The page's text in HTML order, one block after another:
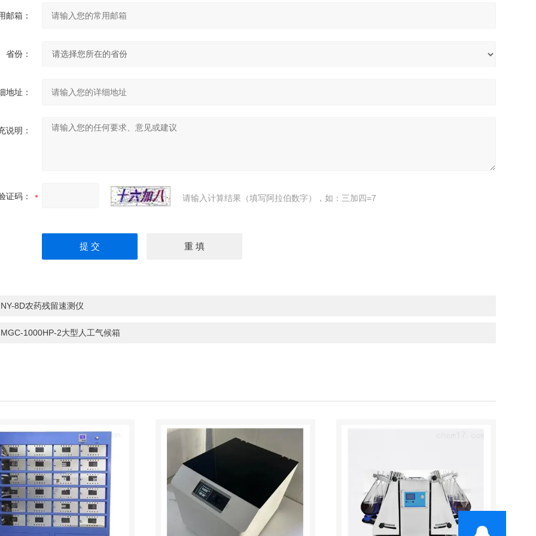
邮箱：
省份：
地址：
说明：
证码： 请输入计算结果（填写阿拉伯数字），如：三加四=7
NY-8D农药残留速测仪
MGC-1000HP-2大型人工气候箱